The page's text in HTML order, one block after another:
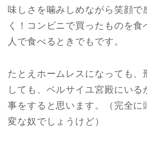
味しさを噛みしめながら笑顔で
く！コンビニで買ったものを食
人で食べるときでもです。
たとえホームレスになっても、
しても、ベルサイユ宮殿にいる
事をすると思います。（完全に
変な奴でしょうけど）